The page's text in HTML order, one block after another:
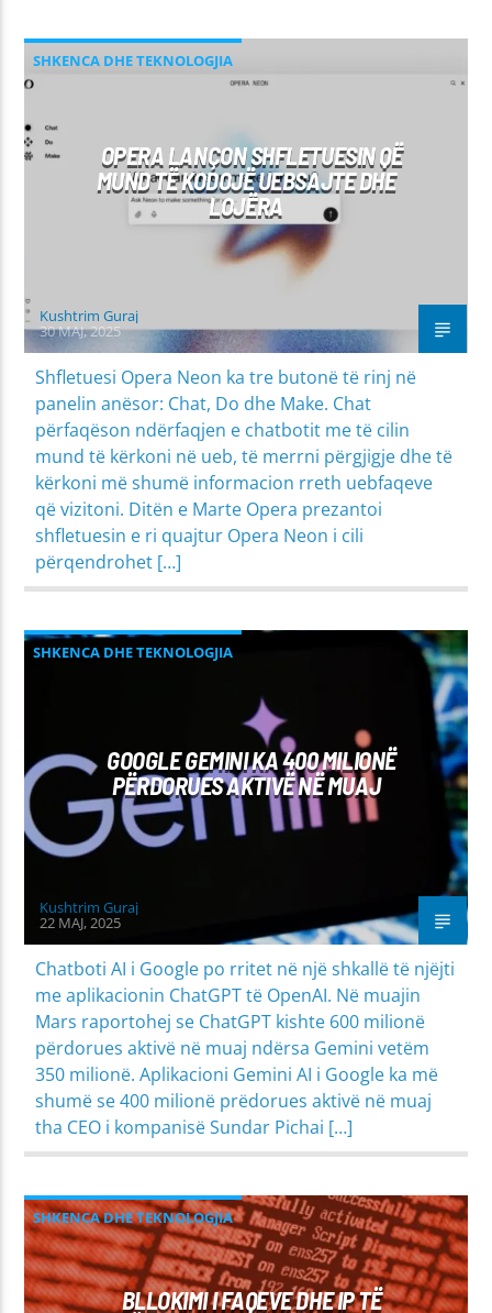
SHKENCA DHE TEKNOLOGJIA
OPERA LANÇON SHFLETUESIN QË
MUND TË KODOJË UEBSAJTE DHE
LOJËRA
Kushtrim Guraj
30 MAJ, 2025
Shfletuesi Opera Neon ka tre butonë të rinj në
panelin anësor: Chat, Do dhe Make. Chat
përfaqëson ndërfaqjen e chatbotit me të cilin
mund të kërkoni në ueb, të merrni përgjigje dhe të
kërkoni më shumë informacion rreth uebfaqeve
që vizitoni. Ditën e Marte Opera prezantoi
shfletuesin e ri quajtur Opera Neon i cili
përqendrohet […]
SHKENCA DHE TEKNOLOGJIA
GOOGLE GEMINI KA 400 MILIONË
PËRDORUES AKTIVË NË MUAJ
Kushtrim Guraj
22 MAJ, 2025
Chatboti AI i Google po rritet në një shkallë të njëjti
me aplikacionin ChatGPT të OpenAI. Në muajin
Mars raportohej se ChatGPT kishte 600 milionë
përdorues aktivë në muaj ndërsa Gemini vetëm
350 milionë. Aplikacioni Gemini AI i Google ka më
shumë se 400 milionë prëdorues aktivë në muaj
tha CEO i kompanisë Sundar Pichai […]
SHKENCA DHE TEKNOLOGJIA
BLLOKIMI I FAQEVE DHE IP TË